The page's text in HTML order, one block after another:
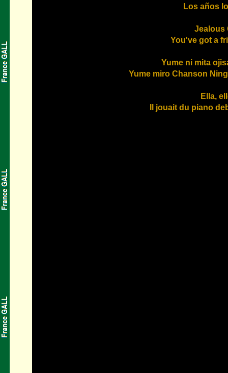
Los años
Jealous
You've got a
Yume ni mita
Yume miro Chanson
Ella,
Il jouait du piano